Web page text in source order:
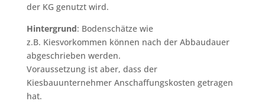
der KG genutzt wird.
Hintergrund: Bodenschätze wie
z.B. Kiesvorkommen können nach der Abbaudauer
abgeschrieben werden.
Voraussetzung ist aber, dass der
Kiesbauunternehmer Anschaffungskosten getragen
hat.